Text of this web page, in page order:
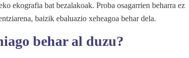
ekografia bat bezalakoak. Proba osagarrien beharra ez
baizik ebaluazio xeheagoa behar dela.
behar al duzu?